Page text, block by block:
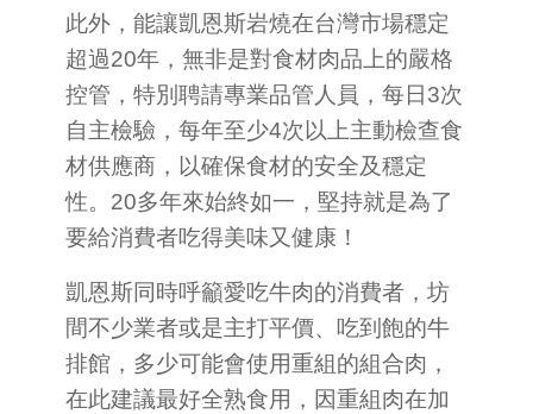
此外，能讓凱恩斯岩燒在台灣市場穩定
超過20年，無非是對食材肉品上的嚴格
控管，特別聘請專業品管人員，每日3次
自主檢驗，每年至少4次以上主動檢查食
材供應商，以確保食材的安全及穩定
性。20多年來始終如一，堅持就是為了
要給消費者吃得美味又健康！
凱恩斯同時呼籲愛吃牛肉的消費者，坊
間不少業者或是主打平價、吃到飽的牛
排館，多少可能會使用重組的組合肉，
在此建議最好全熟食用，因重組肉在加